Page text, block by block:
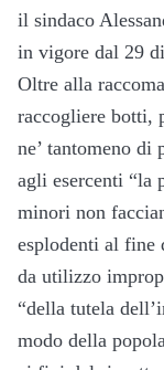
il sindaco
in vigore dal 29
Oltre alla
raccogliere botti,
ne’ tantomeno di
agli esercenti “la
minori non
esplodenti al fine
da utilizzo
“della tutela
modo della